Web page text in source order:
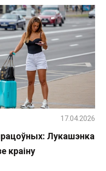
Лукашэнка
краіну
17.04.2026